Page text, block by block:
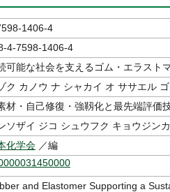
1406-4
4-7598-1406-4
可能な社会を支えるゴム・エラスト
ク カノウ ナ シャカイ オ ササエル
材・自己修復・強靱化と最先端評価
ソザイ ジコ シュウフク キョウジン
化学会 ／編
and Elastomer Supporting a